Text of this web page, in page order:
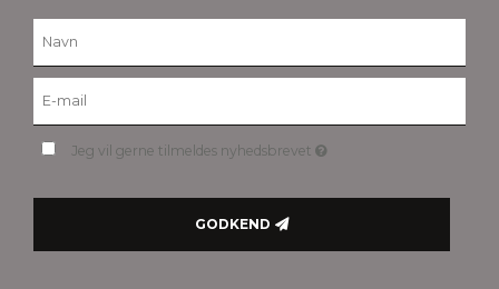
Jeg vil gerne tilmeldes nyhedsbrevet
GODKEND